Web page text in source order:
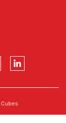
Cubes